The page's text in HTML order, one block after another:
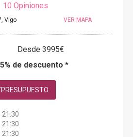
10 Opiniones
Vigo VER MAPA
Desde 3995€
5% de descuento *
21:30
21:30
21:30